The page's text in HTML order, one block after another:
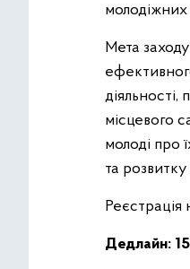
молодіжних
Мета
діяльності,
місцевого
молоді про
та
Дедлайн: